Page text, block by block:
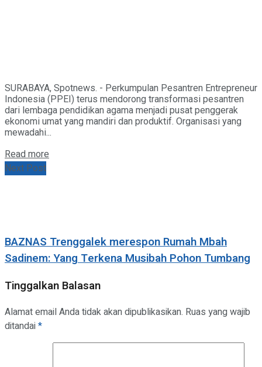
SURABAYA, Spotnews. - Perkumpulan Pesantren Entrepreneur
Indonesia (PPEI) terus mendorong transformasi pesantren
dari lembaga pendidikan agama menjadi pusat penggerak
ekonomi umat yang mandiri dan produktif. Organisasi yang
mewadahi...
Read more
Next Post
BAZNAS Trenggalek merespon Rumah Mbah
Sadinem: Yang Terkena Musibah Pohon Tumbang
Tinggalkan Balasan
Alamat email Anda tidak akan dipublikasikan. Ruas yang wajib
ditandai*